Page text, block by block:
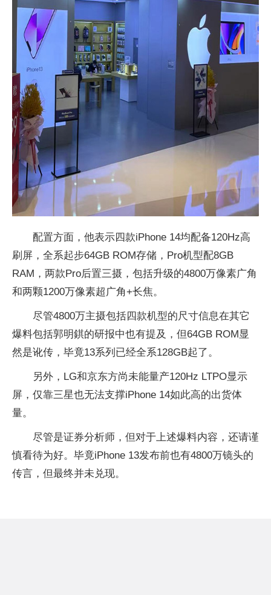
配置方面，他表示四款iPhone 14均配备120Hz高
刷屏，全系起步64GB ROM存储，Pro机型配8GB
RAM，两款Pro后置三摄，包括升级的4800万像素广角
和两颗1200万像素超广角+长焦。
尽管4800万主摄包括四款机型的尺寸信息在其它
爆料包括郭明錤的研报中也有提及，但64GB ROM显
然是讹传，毕竟13系列已经全系128GB起了。
另外，LG和京东方尚未能量产120Hz LTPO显示
屏，仅靠三星也无法支撑iPhone 14如此高的出货体
量。
尽管是证券分析师，但对于上述爆料内容，还请谨
慎看待为好。毕竟iPhone 13发布前也有4800万镜头的
传言，但最终并未兑现。